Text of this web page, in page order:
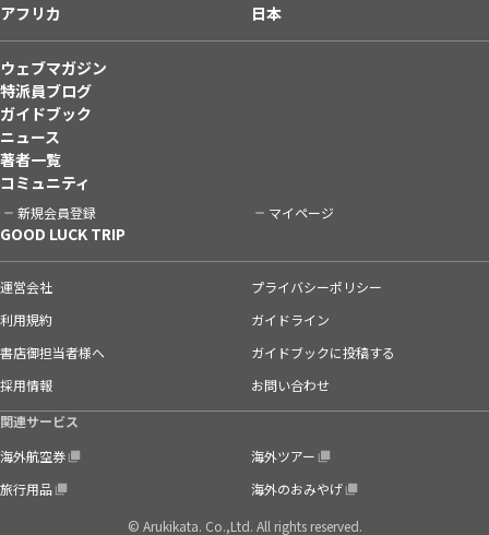
アフリカ
日本
ウェブマガジン
特派員ブログ
ガイドブック
ニュース
著者一覧
コミュニティ
新規会員登録 マイページ
GOOD LUCK TRIP
運営会社
プライバシーポリシー
利用規約
ガイドライン
書店御担当者様へ
ガイドブックに投稿する
採用情報
お問い合わせ
関連サービス
海外航空券
海外ツアー
旅行用品
海外のおみやげ
© Arukikata. Co.,Ltd. All rights reserved.